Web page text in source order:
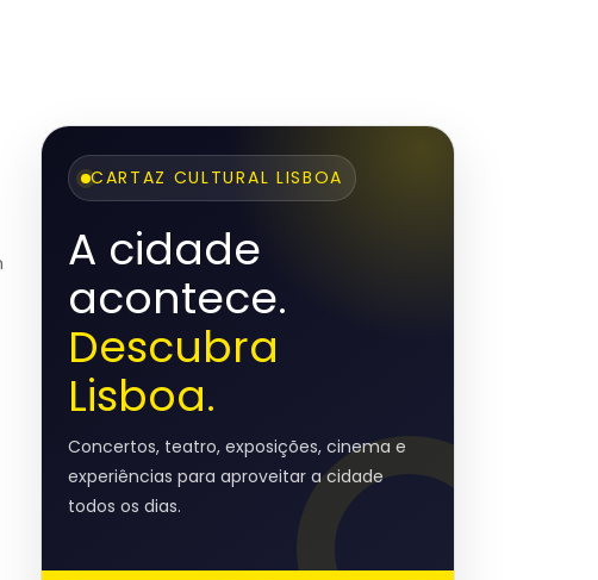
CARTAZ CULTURAL LISBOA
A cidade
acontece.
Descubra
Lisboa.
Concertos, teatro, exposições, cinema e
experiências para aproveitar a cidade
todos os dias.